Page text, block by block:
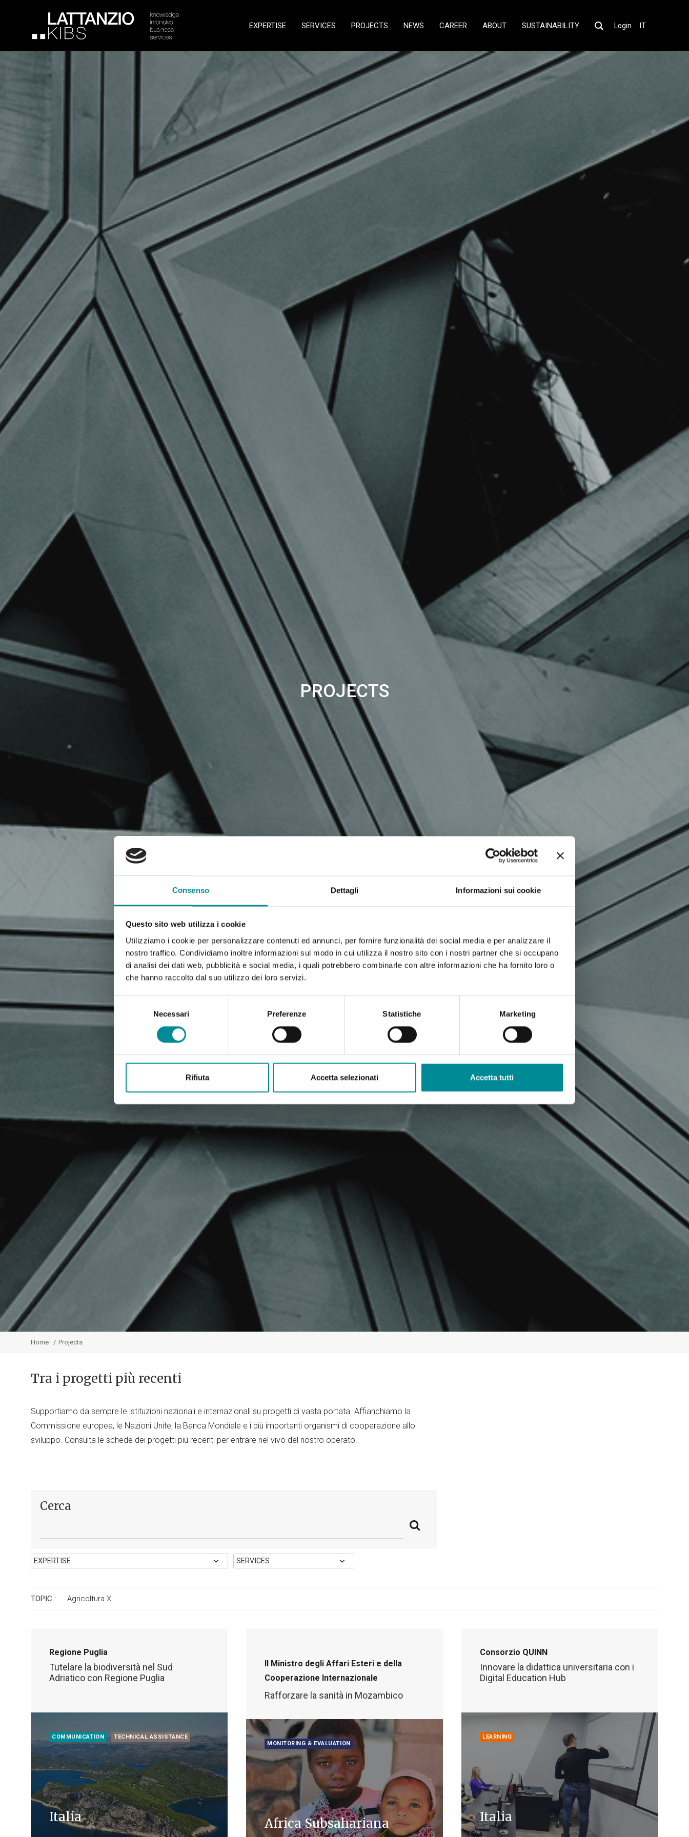
Consenso Dettagli Informazioni sui cookie
Questo sito web utilizza i cookie
Utilizziamo i cookie per personalizzare contenuti ed annunci, per fornire funzionalità dei social media e per analizzare il
nostro traffico. Condividiamo inoltre informazioni sul modo in cui utilizza il nostro sito con i nostri partner che si occupano
di analisi dei dati web, pubblicità e social media, i quali potrebbero combinarle con altre informazioni che ha fornito loro o
che hanno raccolto dal suo utilizzo dei loro servizi.
del
consenso
Necessari Preferenze Statistiche Marketing
Rifiuta Accetta selezionati Accetta tutti
EXPERTISE SERVICES PROJECTS NEWS CAREER ABOUT SUSTAINABILITY Login IT
PROJECTS
Home Projects
Tra i progetti più recenti
Supportiamo da sempre le istituzioni nazionali e internazionali su progetti di vasta portata. Affianchiamo la
Commissione europea, le Nazioni Unite, la Banca Mondiale e i più importanti organismi di cooperazione allo
sviluppo. Consulta le schede dei progetti più recenti per entrare nel vivo del nostro operato.
Cerca
TOPIC : Agricoltura X
Regione Puglia
Tutelare la biodiversità nel Sud
Adriatico con Regione Puglia
COMMUNICATION TECHNICAL ASSISTANCE
Italia
Il Ministro degli Affari Esteri e della
Cooperazione Internazionale
Rafforzare la sanità in Mozambico
MONITORING & EVALUATION
Africa Subsahariana
Consorzio QUINN
Innovare la didattica universitaria con i
Digital Education Hub
LEARNING
Italia